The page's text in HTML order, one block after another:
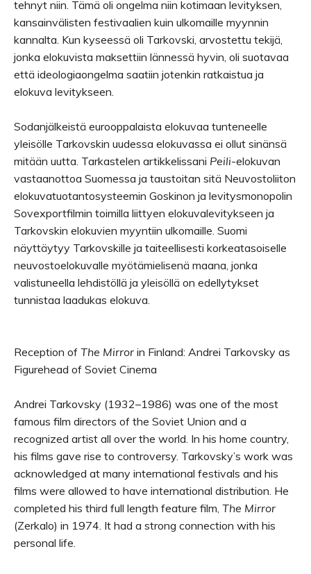
tehnyt niin. Tämä oli ongelma niin kotimaan levityksen,
kansainvälisten festivaalien kuin ulkomaille myynnin
kannalta. Kun kyseessä oli Tarkovski, arvostettu tekijä,
jonka elokuvista maksettiin lännessä hyvin, oli suotavaa
että ideologiaongelma saatiin jotenkin ratkaistua ja
elokuva levitykseen.
Sodanjälkeistä eurooppalaista elokuvaa tunteneelle
yleisölle Tarkovskin uudessa elokuvassa ei ollut sinänsä
mitään uutta. Tarkastelen artikkelissani Peili-elokuvan
vastaanottoa Suomessa ja taustoitan sitä Neuvostoliiton
elokuvatuotantosysteemin Goskinon ja levitysmonopolin
Sovexportfilmin toimilla liittyen elokuvalevitykseen ja
Tarkovskin elokuvien myyntiin ulkomaille. Suomi
näyttäytyy Tarkovskille ja taiteellisesti korkeatasoiselle
neuvostoelokuvalle myötämielisenä maana, jonka
valistuneella lehdistöllä ja yleisöllä on edellytykset
tunnistaa laadukas elokuva.
Reception of The Mirror in Finland: Andrei Tarkovsky as
Figurehead of Soviet Cinema
Andrei Tarkovsky (1932–1986) was one of the most
famous film directors of the Soviet Union and a
recognized artist all over the world. In his home country,
his films gave rise to controversy. Tarkovsky’s work was
acknowledged at many international festivals and his
films were allowed to have international distribution. He
completed his third full length feature film, The Mirror
(Zerkalo) in 1974. It had a strong connection with his
personal life.